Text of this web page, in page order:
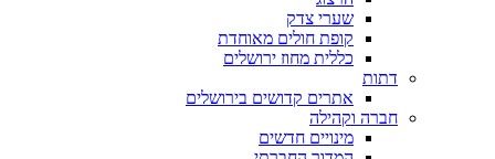
שערי צדק
קופת חולים מאוחדת
כללית מחוז ירושלים
דתות
אתרים קדושים בירושלים
חברה וקהילה
מינויים חדשים